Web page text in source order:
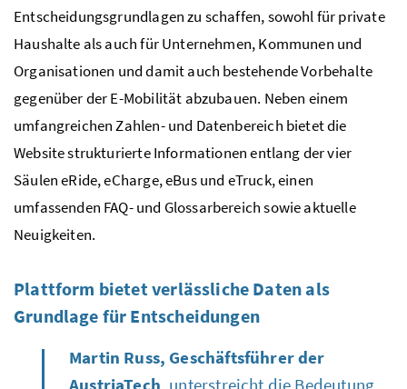
Entscheidungsgrundlagen zu schaffen, sowohl für private
Haushalte als auch für Unternehmen, Kommunen und
Organisationen und damit auch bestehende Vorbehalte
gegenüber der E-Mobilität abzubauen. Neben einem
umfangreichen Zahlen- und Datenbereich bietet die
Website strukturierte Informationen entlang der vier
SäuleneRide,eCharge,eBusund eTruck, einen
umfassenden FAQ- und Glossarbereich sowie aktuelle
Neuigkeiten.
Plattform bietet verlässliche Daten als
Grundlage für Entscheidungen
Martin Russ, Geschäftsführer der
AustriaTech , unterstreicht die Bedeutung